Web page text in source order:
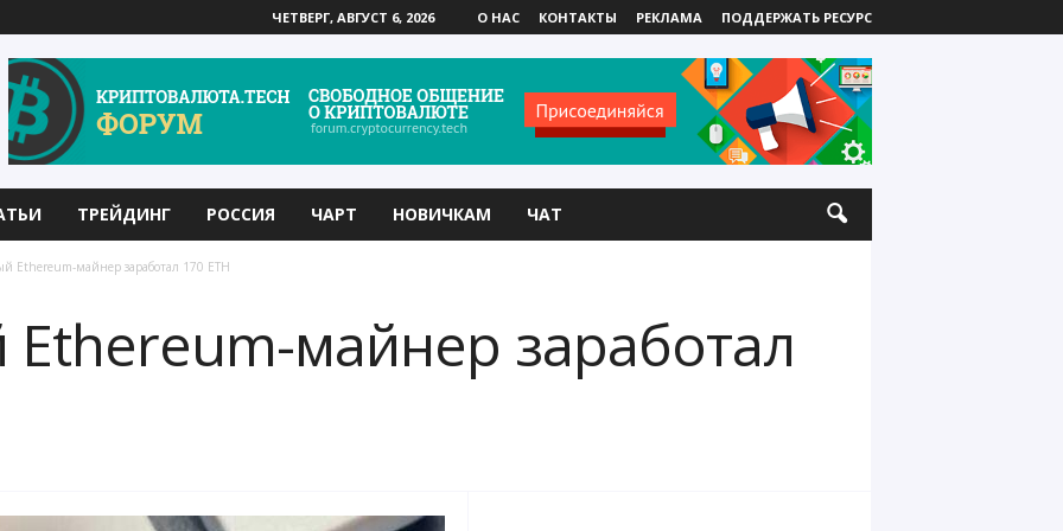
ЧЕТВЕРГ, АВГУСТ 6, 2026 О НАС КОНТАКТЫ РЕКЛАМА ПОДДЕРЖАТЬ РЕСУРС
ТРЕЙДИНГ РОССИЯ ЧАРТ НОВИЧКАМ ЧАТ
Ethereum-майнер заработал 170 ETH
майнер заработал